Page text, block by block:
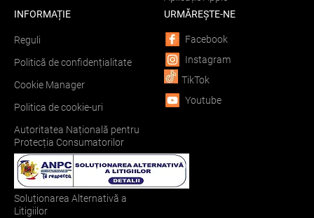
INFORMAȚIE
Reguli
Politică de confidențialitate
Cookie Manager
Politica de cookie-uri
Autoritatea Națională pentru
Protecția Consumatorilor
Soluționarea Alternativă a
Litigiilor
URMĂREȘTE-NE
Facebook
Instagram
TikTok
Youtube